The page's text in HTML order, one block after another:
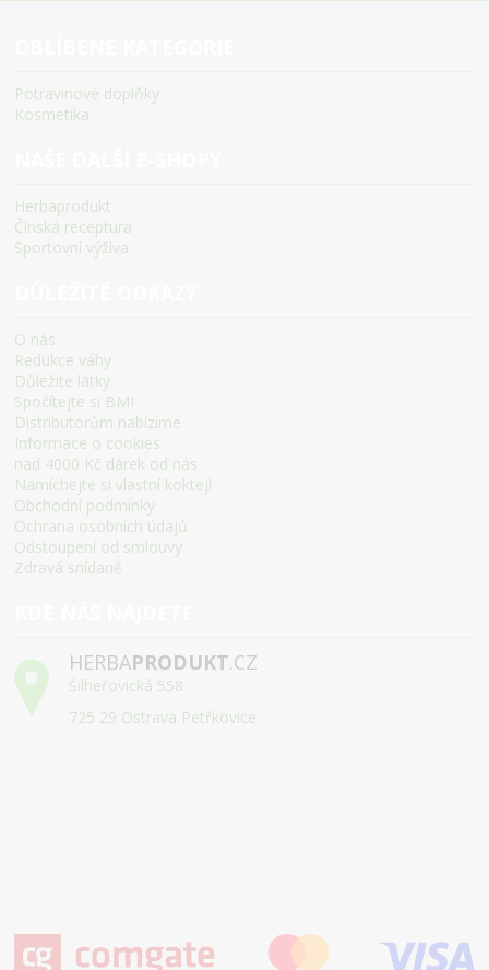
Potravinové doplňky
Kosmetika
Herbaprodukt
Čínská receptura
Sportovní výživa
O nás
Redukce váhy
Důležité látky
Spočítejte si BMI
Distributorům nabízíme
Informace o cookies
nad 4000 Kč dárek od nás
Namíchejte si vlastní koktejl
Obchodní podmínky
Ochrana osobních údajů
Odstoupení od smlouvy
Zdravá snídaně
HERBAPRODUKT.CZ
Šilheřovická 558
725 29 Ostrava Petřkovice